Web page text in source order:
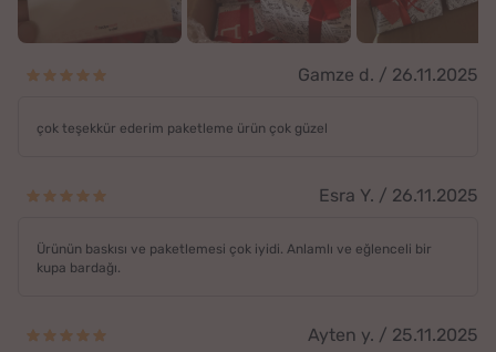
Gamze d. / 26.11.2025
çok teşekkür ederim paketleme ürün çok güzel
Esra Y. / 26.11.2025
Ürünün baskısı ve paketlemesi çok iyidi. Anlamlı ve eğlenceli bir
kupa bardağı.
Ayten y. / 25.11.2025